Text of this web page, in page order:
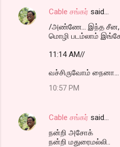
Cable சங்கர் said…
/அண்ணே... இந்த சீன,
மொழி படம்லாம்
11:14 AM//
வச்சிருவோம் நைனா...
10:57 PM
Cable சங்கர் said…
நன்றி அசோக்
நன்றி மதுரைமல்லி..